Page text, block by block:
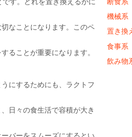
なことになります。このペ
ることが重要になります。
にするためにも、ラクトフ
日々の食生活で容積が大き
機械系
置き換
食事系
飲み物